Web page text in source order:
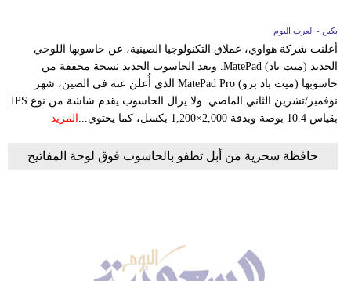
بكين - العرب اليوم
أعلنت شركة هواوي، عملاق التكنولوجيا الصينية، عن حاسوبها اللوحي
الجديد (ميت باد) MatePad. ويعد الحاسوب الجديد نسخة مخففة من
حاسوبها (ميت باد برو) MatePad Pro الذي أُعلن عنه في الصين، شهر
نوفمبر/تشرين الثاني الماضي. ولا يزال الحاسوب يقدم شاشة من نوع IPS
بقياس 10.4 بوصة وبدقة 2,000×1,200 بكسل، كما يحتوي...
المزيد
حافظة سحرية من أبل تطفو بالحاسوب فوق لوحة المفاتيح